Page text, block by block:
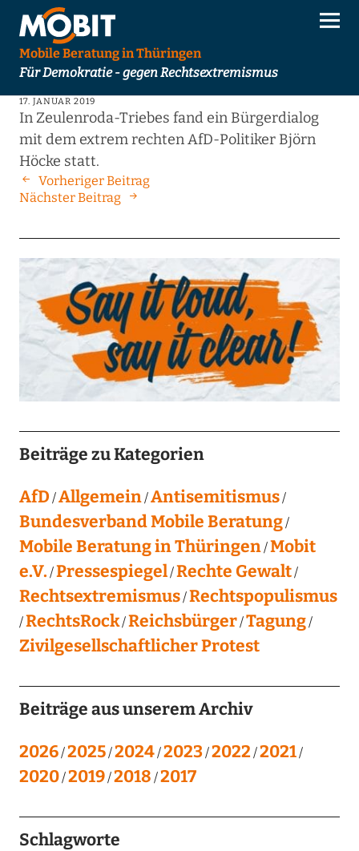
Mobile Beratung in Thüringen
Für Demokratie - gegen Rechtsextremismus
17. JANUAR 2019
In Zeulenroda-Triebes fand ein Bürgerdialog
mit dem extrem rechten AfD-Politiker Björn
Höcke statt.
Vorheriger Beitrag
Nächster Beitrag
Beiträge zu Kategorien
AfD Allgemein Antisemitismus
Bundesverband Mobile Beratung
Mobile Beratung in Thüringen Mobit
e.V. Pressespiegel Rechte Gewalt
Rechtsextremismus Rechtspopulismus
RechtsRock Reichsbürger Tagung
Zivilgesellschaftlicher Protest
Beiträge aus unserem Archiv
2026 2025 2024 2023 2022 2021
2020 2019 2018 2017
Schlagworte